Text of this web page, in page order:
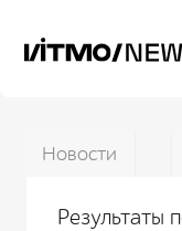
Новости
Результаты